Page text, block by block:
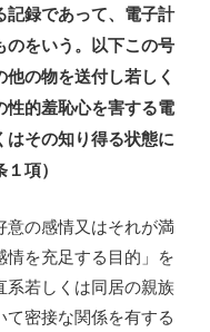
記録であって、電子計
をいう。以下この号
の物を送付し若しく
性的羞恥心を害する電
その知り得る状態に
項）
意の感情又はそれが満
を充足する目的」を
系若しくは同居の親族
密接な関係を有する